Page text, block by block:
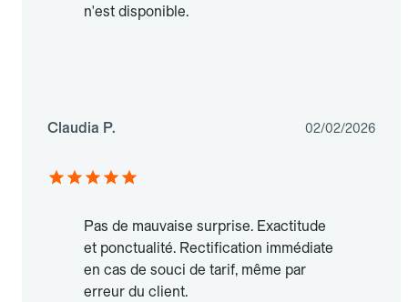
n'est disponible.
Claudia P. 02/02/2026
Pas de mauvaise surprise. Exactitude
et ponctualité. Rectification immédiate
en cas de souci de tarif, même par
erreur du client.